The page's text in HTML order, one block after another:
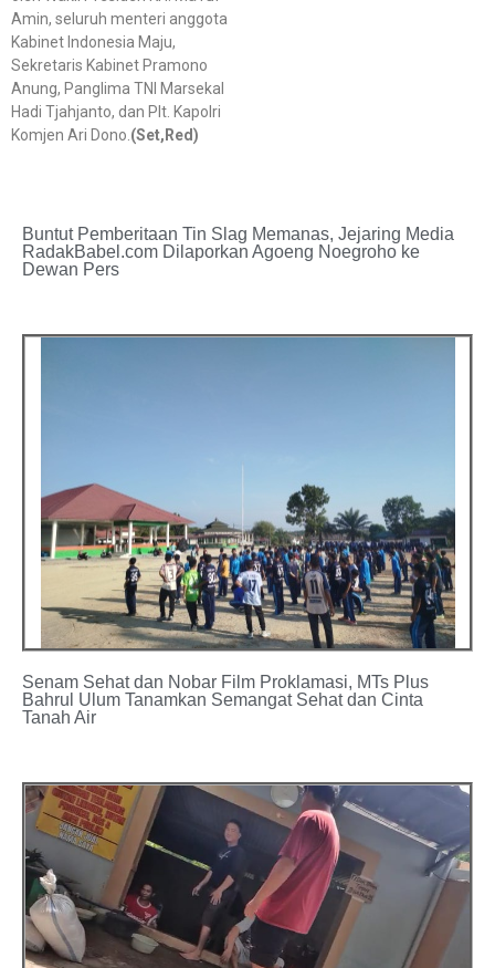
Amin, seluruh menteri anggota
Kabinet Indonesia Maju,
Sekretaris Kabinet Pramono
Anung, Panglima TNI Marsekal
Hadi Tjahjanto, dan Plt. Kapolri
Komjen Ari Dono. (Set,Red)
Buntut Pemberitaan Tin Slag Memanas, Jejaring Media
RadakBabel.com Dilaporkan Agoeng Noegroho ke
Dewan Pers
Senam Sehat dan Nobar Film Proklamasi, MTs Plus
Bahrul Ulum Tanamkan Semangat Sehat dan Cinta
Tanah Air